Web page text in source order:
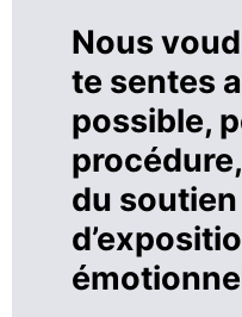
Nous
te sentes
possible,
du